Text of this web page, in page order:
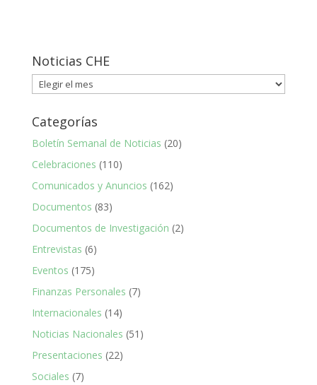
Noticias CHE
Noticias
CHE
Categorías
Boletín Semanal de Noticias (20)
Celebraciones (110)
Comunicados y Anuncios (162)
Documentos (83)
Documentos de Investigación (2)
Entrevistas (6)
Eventos (175)
Finanzas Personales (7)
Internacionales (14)
Noticias Nacionales (51)
Presentaciones (22)
Sociales (7)